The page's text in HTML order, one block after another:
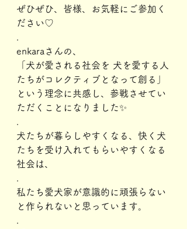
ぜひぜひ、皆様、お気軽にご参加く
ださい♡
enkaraさんの、
「犬が愛される社会を 犬を愛する人
たちがコレクティブとなって創る」
という理念に共感し、参戦させてい
ただくことになりました✨
犬たちが暮らしやすくなる、快く犬
たちを受け入れてもらいやすくなる
社会は、
私たち愛犬家が意識的に頑張らない
と作られないと思っています。